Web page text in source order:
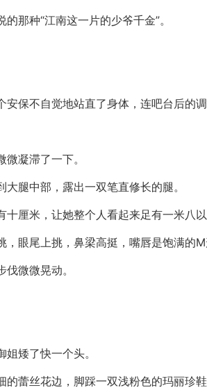
那种“江南这一片的少爷千金”。
保不自觉地站直了身体，连吧台后的调
凝滞了一下。
腿中部，露出一双笔直修长的腿。
厘米，让她整个人看起来足有一米八以
眼尾上挑，鼻梁高挺，嘴唇是饱满的M
微微晃动。
矮了快一个头。
蕾丝花边，脚踩一双浅粉色的玛丽珍